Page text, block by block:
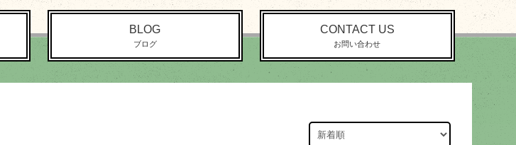
BLOG
ブログ
CONTACT US
お問い合わせ